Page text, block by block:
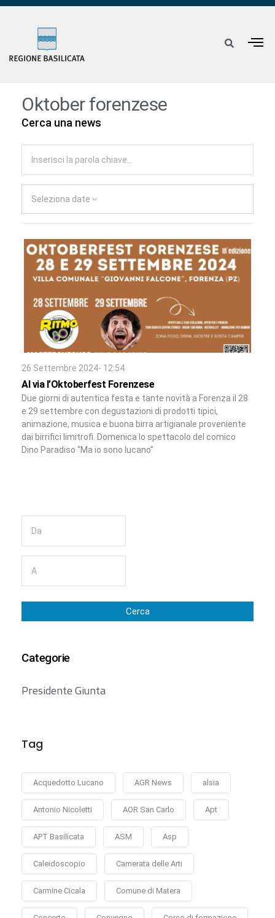
Oktober forenzese
Cerca una news
Seleziona date
26 Settembre 2024- 12:54
Al via l’Oktoberfest Forenzese
Due giorni di autentica festa e tante novità a Forenza il 28
e 29 settembre con degustazioni di prodotti tipici,
animazione, musica e buona birra artigianale proveniente
dai birrifici limitrofi. Domenica lo spettacolo del comico
Dino Paradiso “Ma io sono lucano”
Cerca
Categorie
Presidente Giunta
Tag
Acquedotto Lucano AGR News alsia
Antonio Nicoletti AOR San Carlo Apt
APT Basilicata ASM Asp
Caleidoscopio Camerata delle Arti
Carmine Cicala Comune di Matera